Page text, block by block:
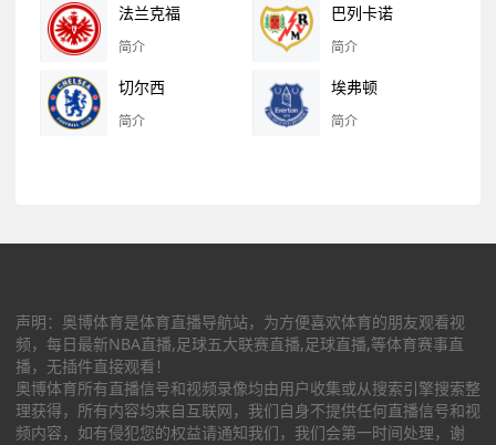
法兰克福
简介
巴列卡诺
简介
切尔西
简介
埃弗顿
简介
声明：奥博体育是体育直播导航站，为方便喜欢体育的朋友观看视
频，每日最新NBA直播,足球五大联赛直播,足球直播,等体育赛事直
播，无插件直接观看！
奥博体育所有直播信号和视频录像均由用户收集或从搜索引擎搜索整
理获得，所有内容均来自互联网，我们自身不提供任何直播信号和视
频内容，如有侵犯您的权益请通知我们，我们会第一时间处理，谢